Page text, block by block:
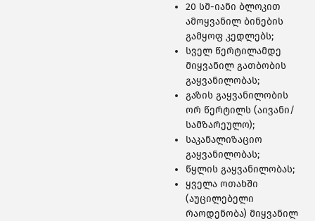
20 სმ-იანი ბლოკით
ამოყვანილ ბინების
გამყოფ კედლებს;
სველ წერტილამდე
მიყვანილ გათბობის
გაყვანილობას;
გაზის გაყვანილობის
ორ წერტილს (აივანი/
სამზარეულო);
საკანალიზაციო
გაყვანილობას;
წყლის გაყვანილობას;
ყველა ოთახში
(აუცილებელი
რაოდენობა) მიყვანილ